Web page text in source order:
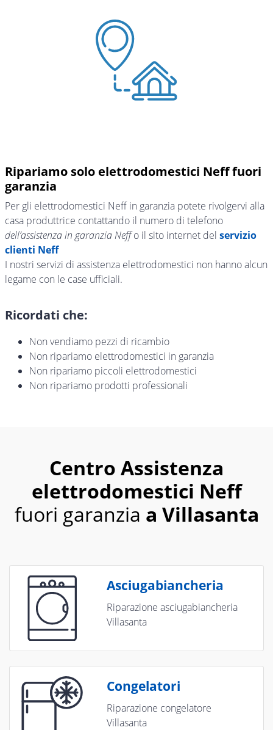
Ripariamo solo elettrodomestici Neff fuori
garanzia
Per gli elettrodomestici Neff in garanzia potete rivolgervi alla
casa produttrice contattando il numero di telefono
dell’assistenza in garanzia Neffo il sito internet del servizio
clienti Neff
I nostri servizi di assistenza elettrodomestici non hanno alcun
legame con le case ufficiali.
Ricordati che:
Non vendiamo pezzi di ricambio
Non ripariamo elettrodomestici in garanzia
Non ripariamo piccoli elettrodomestici
Non ripariamo prodotti professionali
Centro Assistenza
elettrodomestici Neff
fuori garanzia a Villasanta
Asciugabiancheria
Riparazione asciugabiancheria
Villasanta
Congelatori
Riparazione congelatore
Villasanta